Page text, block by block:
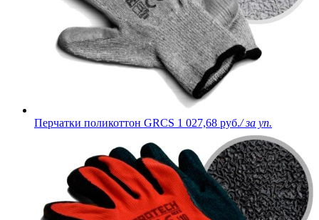
Перчатки поликоттон GRCS 1 027,68 руб./ за уп.